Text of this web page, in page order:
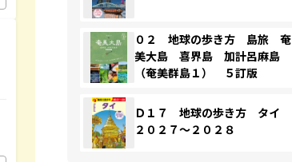
０２ 地球の歩き方 島旅 奄
美大島 喜界島 加計呂麻島
（奄美群島１） ５訂版
Ｄ１７ 地球の歩き方 タイ
２０２７～２０２８